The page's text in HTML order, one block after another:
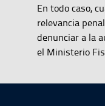
En todo caso,
relevancia
denunciar a la
el Ministerio